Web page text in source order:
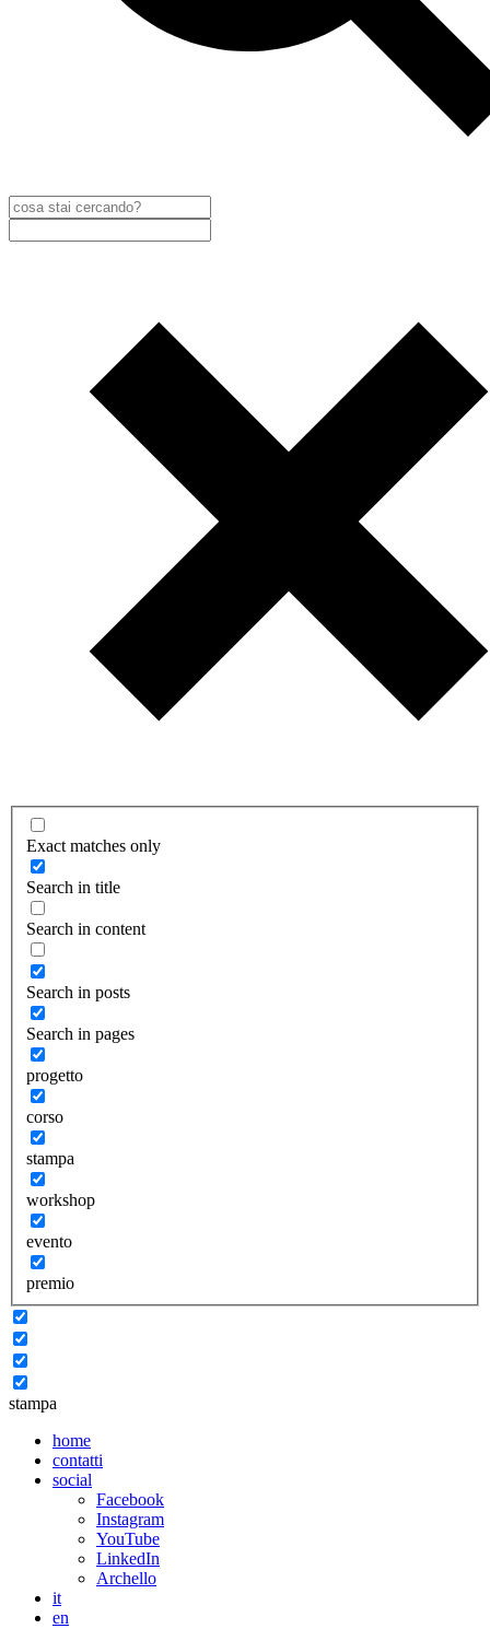
Exact matches only
Search in title
Search in content
Search in posts
Search in pages
progetto
corso
stampa
workshop
evento
premio
stampa
home
contatti
social
Facebook
Instagram
YouTube
LinkedIn
Archello
it
en